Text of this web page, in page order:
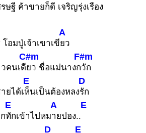
ษฐี ค้าขายก็ดี เจริญรุ่งเรือง
โอมปู่เจ้าเขาเขี
A
ยว
คนเดี
C#m
ยว ชื่อแม่นางก
F#m
วัก
ยได้เ
E
ห็นเป็นต้องหลง
D
รัก
E
ทักเข้าไปหม
A
ายปอง..
E
D E